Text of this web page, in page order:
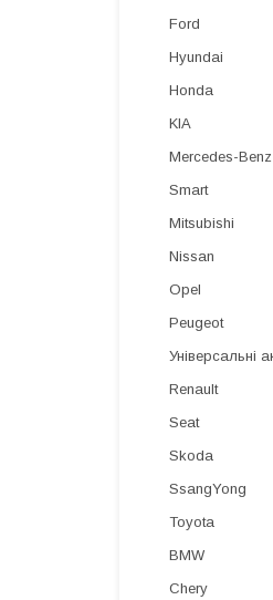
Ford
Hyundai
Honda
KIA
Mercedes-Benz
Smart
Mitsubishi
Nissan
Opel
Peugeot
Універсальні
Renault
Seat
Skoda
SsangYong
Toyota
BMW
Chery